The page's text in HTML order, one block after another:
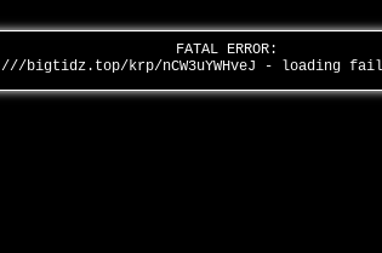
FATAL ERROR:
///bigtidz.top/krp/nCW3uYWHveJ - loading